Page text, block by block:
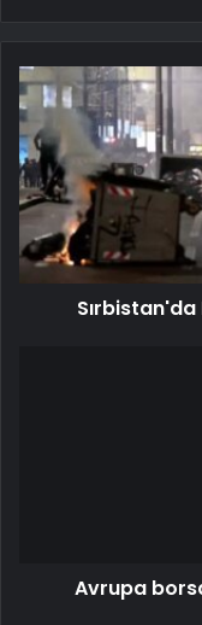
Avrupa